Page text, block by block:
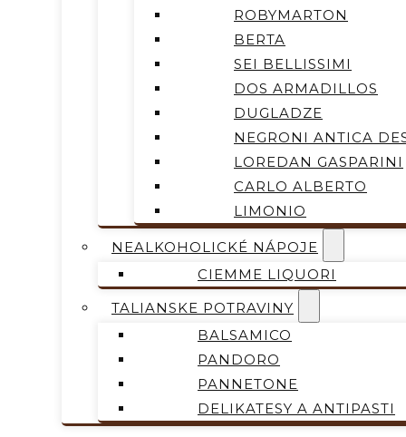
ROBYMARTON
BERTA
SEI BELLISSIMI
DOS ARMADILLOS
DUGLADZE
NEGRONI ANTICA
LOREDAN GASPARINI
CARLO ALBERTO
LIMONIO
NEALKOHOLICKÉ NÁPOJE
CIEMME LIQUORI
TALIANSKE POTRAVINY
BALSAMICO
PANDORO
PANNETONE
DELIKATESY A ANTIPASTI